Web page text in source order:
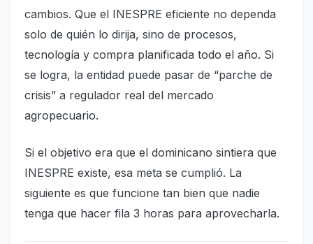
cambios. Que el INESPRE eficiente no dependa
solo de quién lo dirija, sino de procesos,
tecnología y compra planificada todo el año. Si
se logra, la entidad puede pasar de “parche de
crisis” a regulador real del mercado
agropecuario.
Si el objetivo era que el dominicano sintiera que
INESPRE existe, esa meta se cumplió. La
siguiente es que funcione tan bien que nadie
tenga que hacer fila 3 horas para aprovecharla.